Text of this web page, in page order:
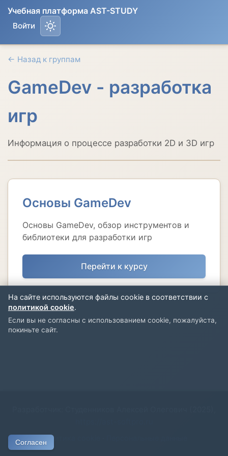
Учебная платформа AST-STUDY
Войти
← Назад к группам
GameDev - разработка
игр
Информация о процессе разработки 2D и 3D игр
Основы GameDev
Основы GameDev, обзор инструментов и
библиотеки для разработки игр
Перейти к курсу
Политика cookie
На сайте используются файлы cookie в соответствии с
политикой cookie.
Если вы не согласны с использованием cookie, пожалуйста,
покиньте сайт.
Согласен